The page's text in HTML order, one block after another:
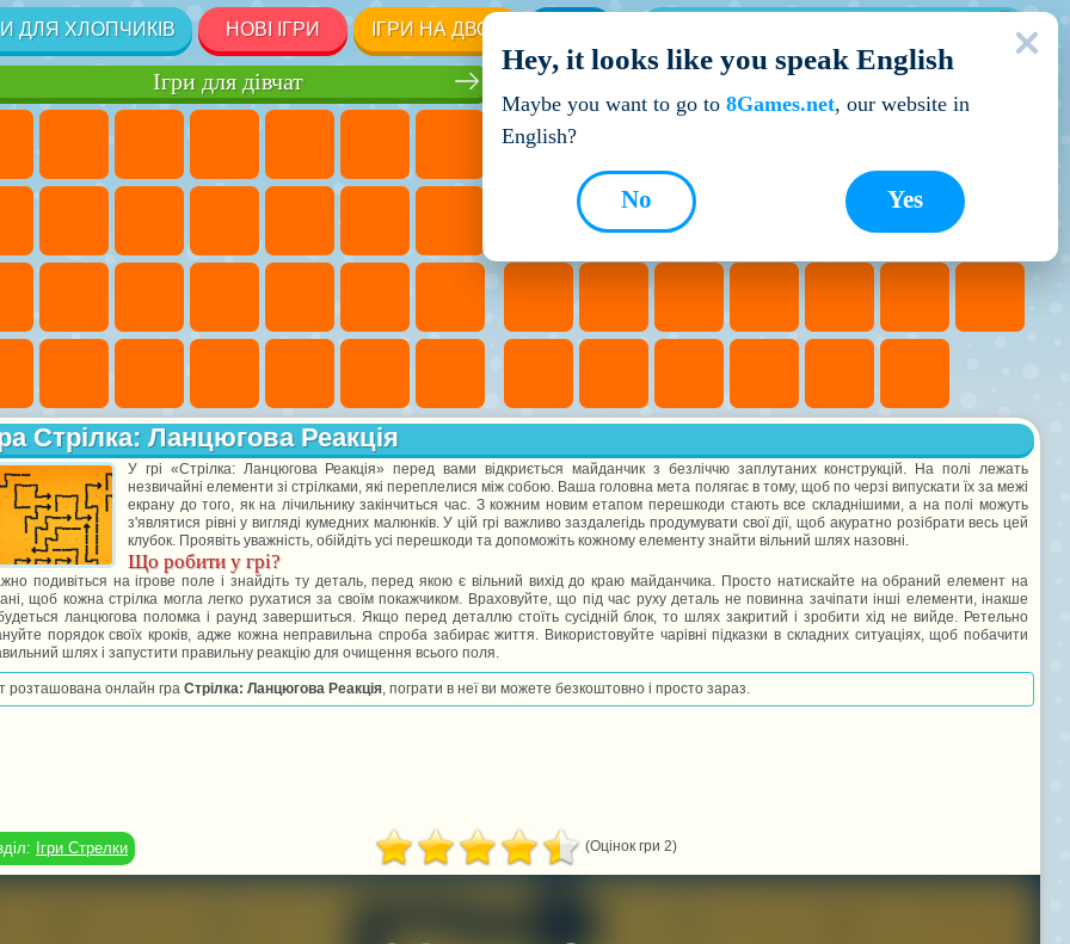
ДЛЯ ХЛОПЧИКІВ НОВІ ІГРИ ІГРИ НА ДВОХ
Кращі ігри
Ігри для дівчат
Стрілка: Ланцюгова Реакція
У грі «Стрілка: Ланцюгова Реакція» перед вами відкриється майданчик з безліччю заплутаних конструкцій. На полі лежать
незвичайні елементи зі стрілками, які переплелися між собою. Ваша головна мета полягає в тому, щоб по черзі випускати їх за межі
екрану до того, як на лічильнику закінчиться час. З кожним новим етапом перешкоди стають все складнішими, а на полі можуть
з'являтися рівні у вигляді кумедних малюнків. У цій грі важливо заздалегідь продумувати свої дії, щоб акуратно розібрати весь цей
клубок. Проявіть уважність, обійдіть усі перешкоди та допоможіть кожному елементу знайти вільний шлях назовні.
Що робити у грі?
подивіться на ігрове поле і знайдіть ту деталь, перед якою є вільний вихід до краю майданчика. Просто натискайте на обраний елемент на
щоб кожна стрілка могла легко рухатися за своїм покажчиком. Враховуйте, що під час руху деталь не повинна зачіпати інші елементи, інакше
ланцюгова поломка і раунд завершиться. Якщо перед деталлю стоїть сусідній блок, то шлях закритий і зробити хід не вийде. Ретельно
порядок своїх кроків, адже кожна неправильна спроба забирає життя. Використовуйте чарівні підказки в складних ситуаціях, щоб побачити
шлях і запустити правильну реакцію для очищення всього поля.
розташована онлайн гра Стрілка: Ланцюгова Реакція, пограти в неї ви можете безкоштовно і просто зараз.
Ігри Стрелки (Оцінок гри 2)
Hey, it looks like you speak English
Maybe you want to go to 8Games.net, our website in
English?
Yes
No